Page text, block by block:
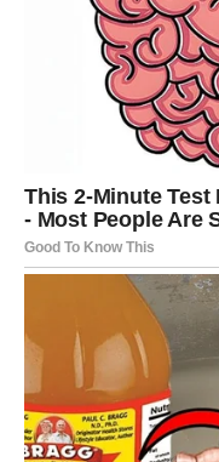
Sjajna i tanka koža
hranjivih tvari.
Hladna stopala ili
prokrvljenosti.
Erektilna
povezana s lošim
Ako se ovi simptomi
pogoršavaju,
koje zahtijevahitnu